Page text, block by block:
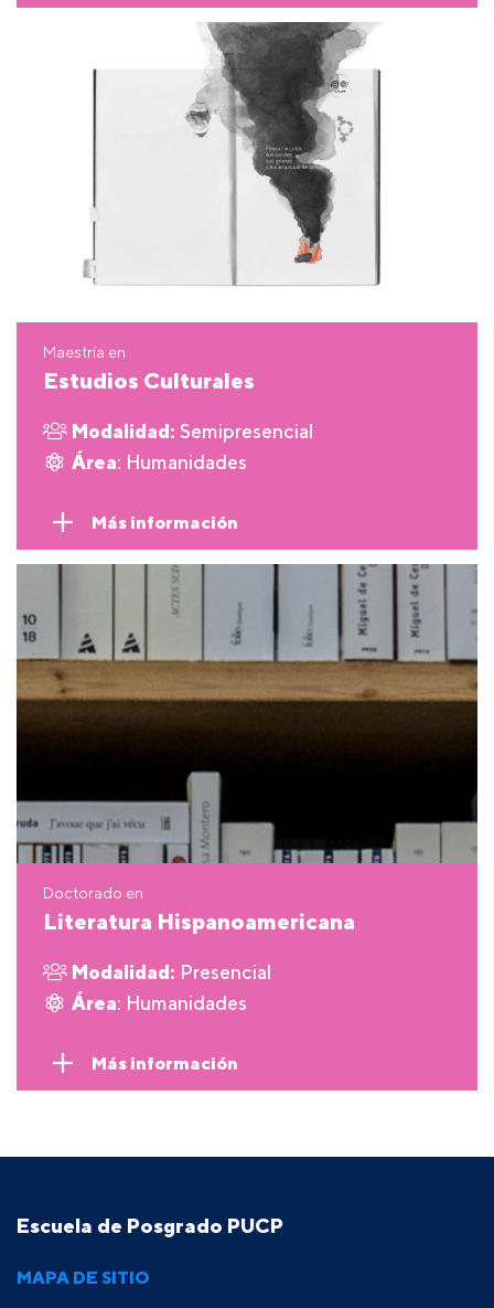
Maestría en
Estudios Culturales
Modalidad: Semipresencial
Área: Humanidades
Más información
Doctorado en
Literatura Hispanoamericana
Modalidad: Presencial
Área: Humanidades
Más información
Escuela de Posgrado PUCP
MAPA DE SITIO